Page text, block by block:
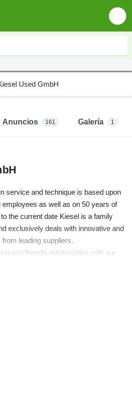
Anuncios 161 Galería 1
service and technique is based upon
as well as on 50 years of
the current date Kiesel is a family
exclusively deals with innovative and
leading suppliers.
and friendly relationships with our
we offer you a single economic
characterized by quality and